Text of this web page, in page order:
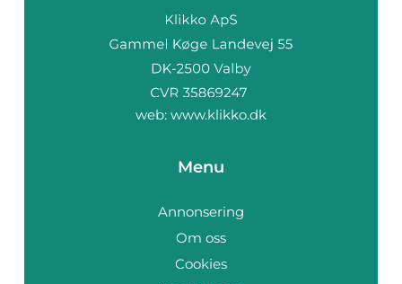
web: www.klikko.dk
Menu
Annonsering
Om oss
Cookies